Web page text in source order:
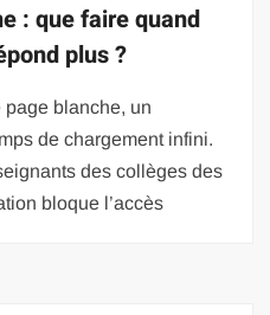
: que faire quand
plus ?
page blanche, un
de chargement infini.
des collèges des
bloque l’accès